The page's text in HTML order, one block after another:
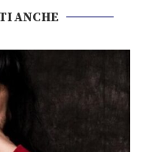
ANCHE